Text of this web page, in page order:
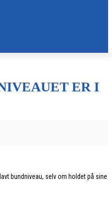
ER I
bundniveau, selv om holdet på sine